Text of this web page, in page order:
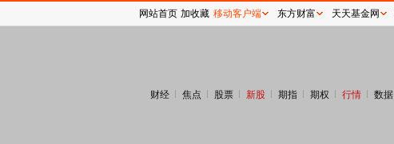
财经 焦点 股票 新股 期指 期权 行情 数据
网站首页 加收藏 移动客户端 东方财富 天天基金网